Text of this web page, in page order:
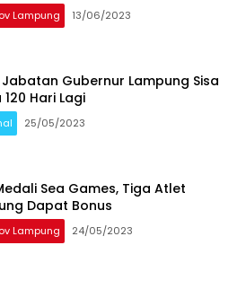
Lampung 13/06/2023
Gubernur Lampung Sisa
120 Hari Lagi
25/05/2023
Sea Games, Tiga Atlet
Dapat Bonus
Lampung 24/05/2023